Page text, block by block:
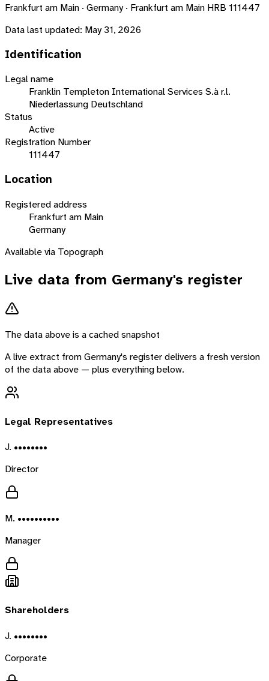
Frankfurt am Main · Germany · Frankfurt am Main HRB 111447
Data last updated: May 31, 2026
Identification
Legal name
Franklin Templeton International Services S.à r.l.
Niederlassung Deutschland
Status
Active
Registration Number
111447
Location
Registered address
Frankfurt am Main
Germany
Available via Topograph
Live data from Germany's register
The data above is a cached snapshot
A live extract fromGermany's register delivers a fresh version
of the data above — plus everything below.
Legal Representatives
J. ••••••••
Director
M. ••••••••••
Manager
Shareholders
J. ••••••••
Corporate